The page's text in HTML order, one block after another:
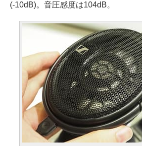
(-10dB)。音圧感度は104dB。